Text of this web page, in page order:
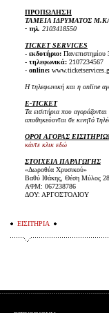
ΠΡΟΠΩΛΗΣΗ
ΤΑΜΕΙΑ ΙΔΡΥΜΑΤΟΣ
- τηλ. 2103418550
TICKET SERVICES
- εκδοτήριο:Πανεπιστημίου
- τηλεφωνικά:2107234567
- online:
Η τηλεφωνική και η online
E-TICKET
Τα εισιτήρια που
αποθηκεύονται σε κινητό
ΟΡΟΙ ΑΓΟΡΑΣ
κάντε κλικ εδώ
ΣΤΟΙΧΕΙΑ ΠΑΡΑΓΩΓΗΣ
«Δωροθέα Χρυσικού»
Βαθύ Ιθάκης, Θέση Μύλος
ΑΦΜ: 067238786
ΔΟΥ: ΑΡΓΟΣΤΟΛΙΟΥ
ΕΙΣΙΤΗΡΙΑ